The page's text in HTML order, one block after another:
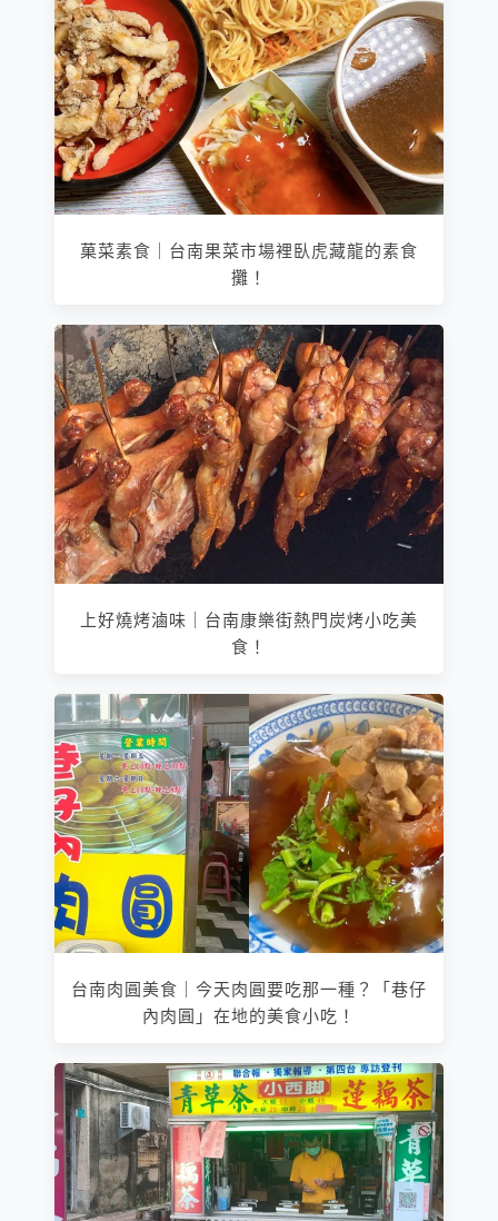
菓菜素食｜台南果菜市場裡臥虎藏龍的素食
攤！
上好燒烤滷味｜台南康樂街熱門炭烤小吃美
食！
台南肉圓美食｜今天肉圓要吃那一種？「巷仔
內肉圓」在地的美食小吃！